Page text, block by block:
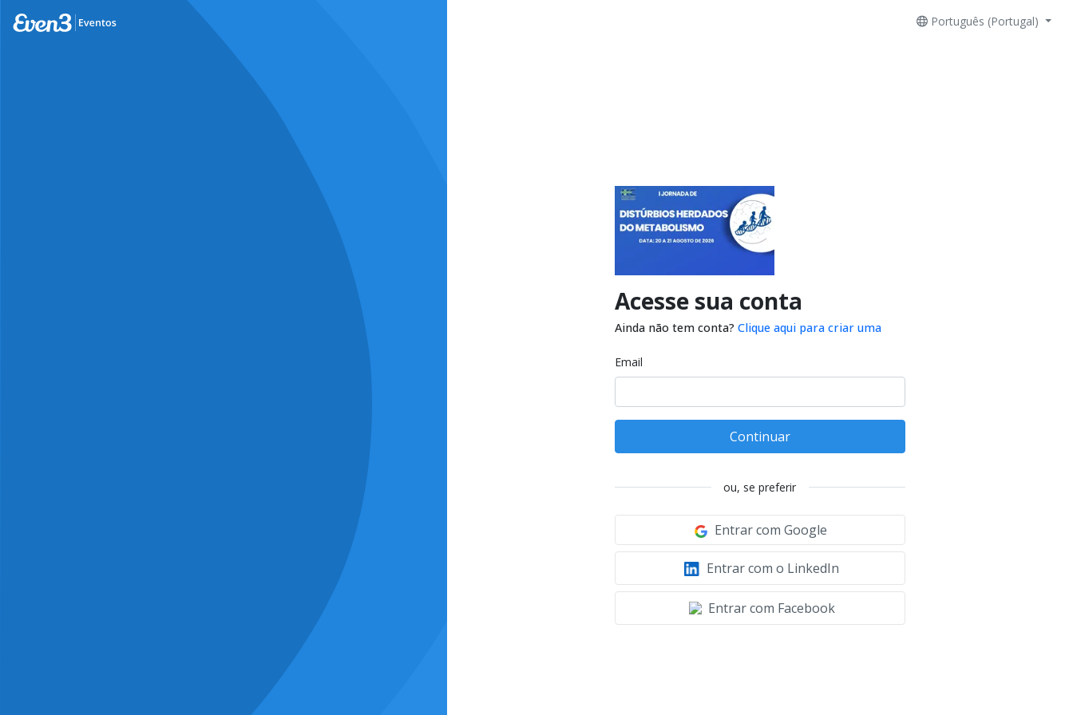
Português (Portugal)
Acesse sua conta
Ainda não tem conta? Clique aqui para criar uma
Email
Continuar
ou, se preferir
Entrar com Google
Entrar com o LinkedIn
Entrar com Facebook